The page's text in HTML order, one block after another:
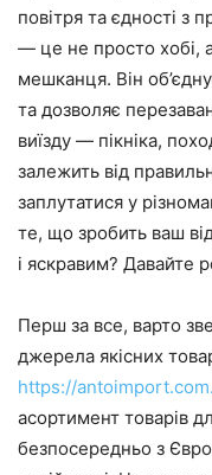
повітря та єдності з
— це не просто хобі,
мешканця. Він
та дозволяє
виїзду — пікніка,
залежить від
заплутатися у
те, що зробить ваш
і яскравим? Давайте
Перш за все, варто
джерела якісних
https://
асортимент товарів
безпосередньо з